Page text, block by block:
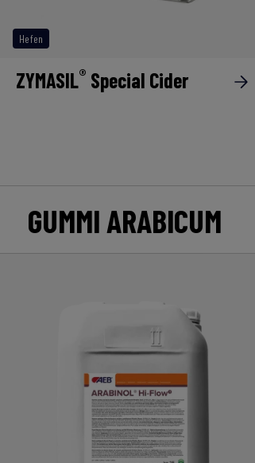
Hefen
ZYMASIL® Special Cider
GUMMI ARABICUM